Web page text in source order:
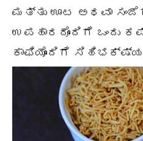
ಮತ್ತು ಊಟ ಅಥವಾ
ಉಪಹಾರದೊಂದಿಗೆ ಒಂದು
ಕಾಫಿಯೊಂದಿಗೆ